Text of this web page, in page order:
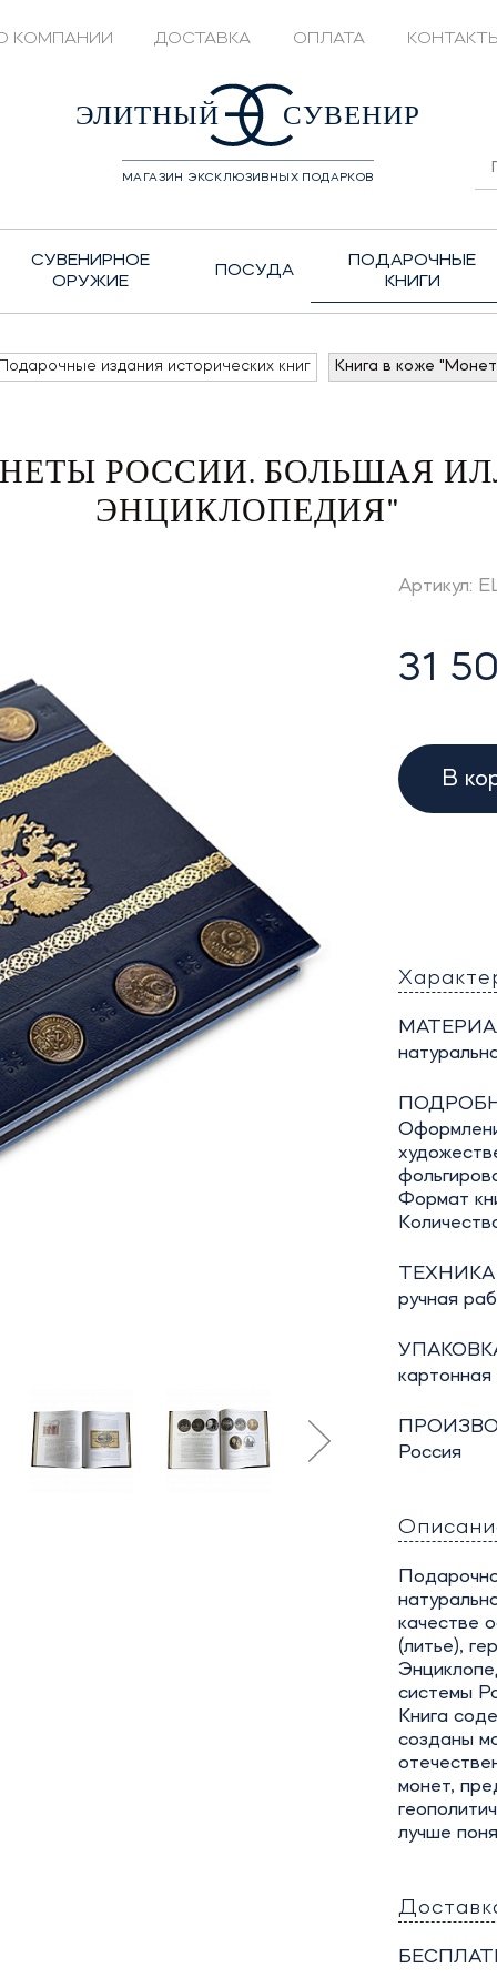
КОМПАНИИ ДОСТАВКА ОПЛАТА
ЭЛИТНЫЙ СУВЕНИР
МАГАЗИН ЭКСКЛЮЗИВНЫХ ПОДАРКОВ
СУВЕНИРНОЕ
ОРУЖИЕ
ПОСУДА
ПОДАРОЧНЫЕ
КНИГИ
издания исторических книг Книга в коже
РОССИИ. БОЛЬШАЯ
ЭНЦИКЛОПЕДИЯ"
Артикул:
31
В
Формат
ручная
картонная
Россия
качестве
(литье),
системы
Книга
созданы
монет,
лучше